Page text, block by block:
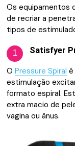
Os equipamentos
de recriar a
tipos de
1 Satisfyer
OPressure Spiral é
estimulação
formato espiral.
extra macio de
vagina ou ânus.